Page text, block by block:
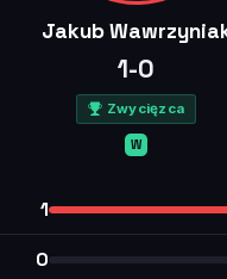
Jakub
1-0
Zwycięzca
W
1
0